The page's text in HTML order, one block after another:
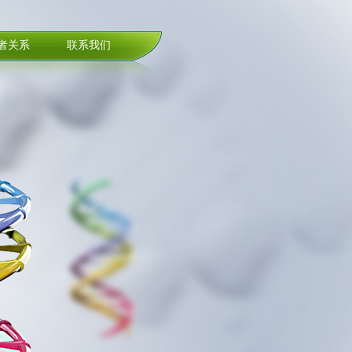
关系 联系我们